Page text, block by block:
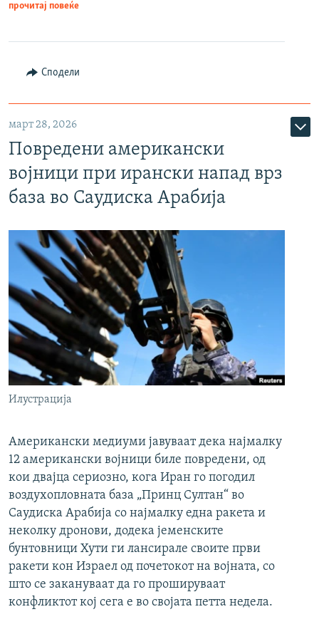
прочитај повеќе
Сподели
март 28, 2026
Повредени американски
војници при ирански напад врз
база во Саудиска Арабија
Илустрација
Американски медиуми јавуваат дека најмалку
12 американски војници биле повредени, од
кои двајца сериозно, кога Иран го погодил
воздухопловната база „Принц Султан“ во
Саудиска Арабија со најмалку една ракета и
неколку дронови, додека јеменските
бунтовници Хути ги лансирале своите први
ракети кон Израел од почетокот на војната, со
што се закануваат да го прошируваат
конфликтот кој сега е во својата петта недела.